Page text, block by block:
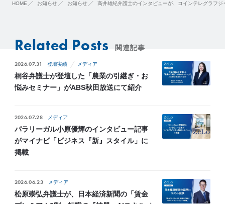
HOME お知らせ お知らせ 高井雄紀弁護士のインタビューが、コインテレグラフ
Related Posts 関連記事
2026.07.31 登壇実績 メディア
桐谷弁護士が登壇した「農業の引継ぎ・お
悩みセミナー」がABS秋田放送にて紹介
2026.07.28 メディア
パラリーガル小原優輝のインタビュー記事
がマイナビ「ビジネス『新』スタイル」に
掲載
2026.06.23 メディア
松原崇弘弁護士が、日本経済新聞の「賃金